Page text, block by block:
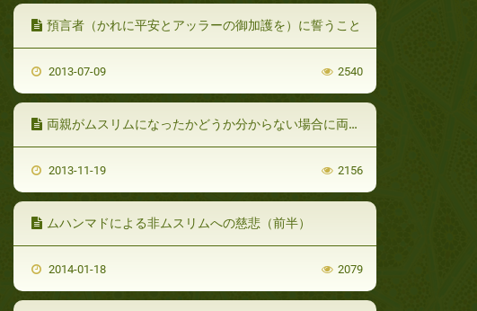
預言者（かれに平安とアッラーの御加護を）に誓うこと
2013-07-09 2540
両親がムスリムになったかどうか分からない場合に両親のためにドゥアをする
2013-11-19 2156
ムハンマドによる非ムスリムへの慈悲（前半）
2014-01-18 2079